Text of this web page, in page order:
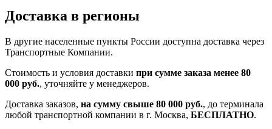
Доставка в регионы
В другие населенные пункты России доступна доставка через
Транспортные Компании.
Стоимость и условия доставки при сумме заказа менее 80
000 руб., уточняйте у менеджеров.
Доставка заказов, на сумму свыше 80 000 руб., до терминала
любой транспортной компании в г. Москва, БЕСПЛАТНО.